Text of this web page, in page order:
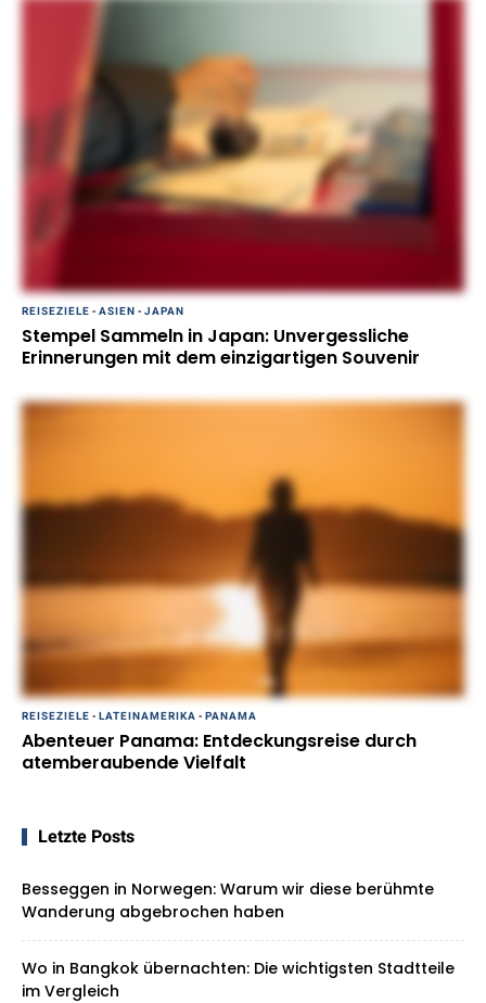
REISEZIELE - ASIEN - JAPAN
Stempel Sammeln in Japan: Unvergessliche
Erinnerungen mit dem einzigartigen Souvenir
REISEZIELE - LATEINAMERIKA - PANAMA
Abenteuer Panama: Entdeckungsreise durch
atemberaubende Vielfalt
Letzte Posts
Besseggen in Norwegen: Warum wir diese berühmte
Wanderung abgebrochen haben
Wo in Bangkok übernachten: Die wichtigsten Stadtteile
im Vergleich